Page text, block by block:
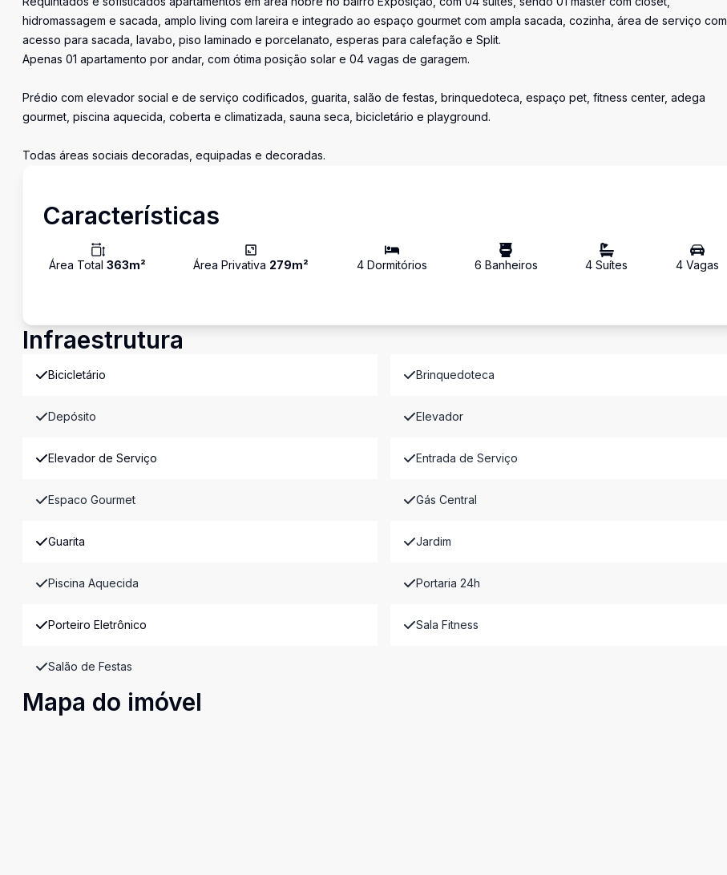
hidromassagem e sacada, amplo living com lareira e integrado ao espaço gourmet com ampla sacada, cozinha, área de serviço com
acesso para sacada, lavabo, piso laminado e porcelanato, esperas para calefação e Split.
Apenas 01 apartamento por andar, com ótima posição solar e 04 vagas de garagem.
Prédio com elevador social e de serviço codificados, guarita, salão de festas, brinquedoteca, espaço pet, fitness center, adega
gourmet, piscina aquecida, coberta e climatizada, sauna seca, bicicletário e playground.
Todas áreas sociais decoradas, equipadas e decoradas.
Características
Área Total 363m² Área Privativa 279m² 4Dormitórios 6 Banheiros 4 Suítes 4Vagas
Infraestrutura
Bicicletário Brinquedoteca
Depósito Elevador
Elevador de Serviço Entrada de Serviço
Espaco Gourmet Gás Central
Guarita Jardim
Piscina Aquecida Portaria 24h
Porteiro Eletrônico Sala Fitness
Salão de Festas
Mapa do imóvel